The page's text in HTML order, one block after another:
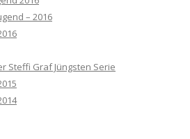
– 2016
Steffi Graf Jüngsten Serie